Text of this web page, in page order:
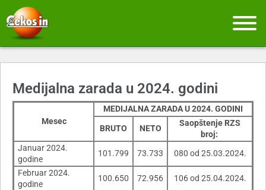
Medijalna zarada u 2024. godini
Mesec
MEDIJALNA ZARADA U 2024. GODINI
BRUTO NETO
Saopštenje RZS
broj:
Januar 2024.
godine
101.799 73.733 080 od 25.03.2024.
Februar 2024.
godine
100.650 72.956 106 od 25.04.2024.